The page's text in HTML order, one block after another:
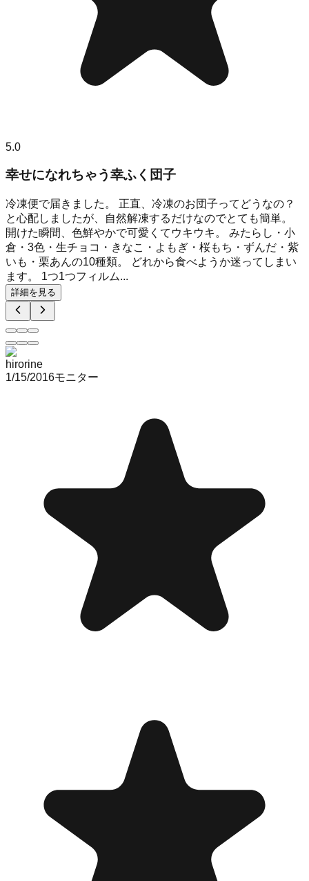
5.0
幸せになれちゃう幸ふく団子
冷凍便で届きました。 正直、冷凍のお団子ってどうなの？
と心配しましたが、自然解凍するだけなのでとても簡単。
開けた瞬間、色鮮やかで可愛くてウキウキ。 みたらし・小
倉・3色・生チョコ・きなこ・よもぎ・桜もち・ずんだ・紫
いも・栗あんの10種類。 どれから食べようか迷ってしまい
ます。 1つ1つフィルム...
詳細を見る
hirorine
1/15/2016モニター